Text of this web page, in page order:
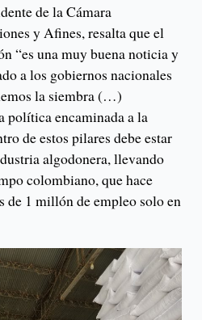
de la Cámara
y Afines, resalta que el
“es una muy buena noticia y
a los gobiernos nacionales
la siembra (…)
política encaminada a la
de estos pilares debe estar
algodonera, llevando
colombiano, que hace
de 1 millón de empleo solo en